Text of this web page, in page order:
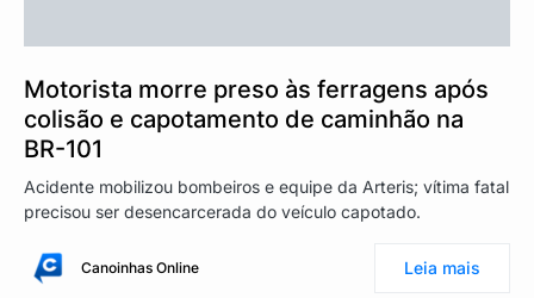
Motorista morre preso às ferragens após
colisão e capotamento de caminhão na
BR-101
Acidente mobilizou bombeiros e equipe da Arteris; vítima fatal
precisou ser desencarcerada do veículo capotado.
Canoinhas Online Leia mais